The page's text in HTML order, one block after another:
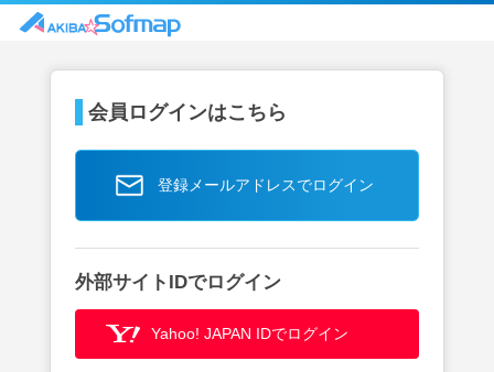
会員ログインはこちら
登録メールアドレスでログイン
外部サイトIDでログイン
Yahoo! JAPAN IDでログイン